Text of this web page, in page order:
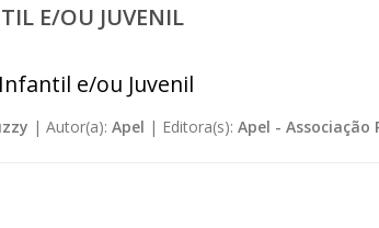
E/OU JUVENIL
e/ou Juvenil
| Autor(a): Apel | Editora(s): Apel -